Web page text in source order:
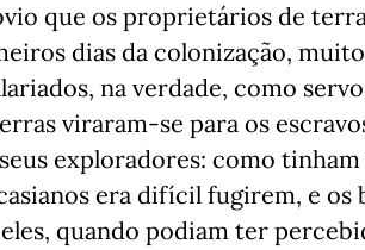
que os proprietários de
dias da colonização,
na verdade, como
viraram-se para os
exploradores: como
era difícil fugirem, e
quando podiam ter